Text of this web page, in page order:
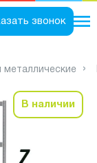
звонок
металлические
В наличии